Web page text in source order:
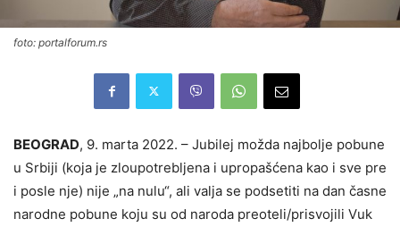
foto: portalforum.rs
BEOGRAD, 9. marta 2022. – Jubilej možda najbolje pobune
u Srbiji (koja je zloupotrebljena i upropašćena kao i sve pre
i posle nje) nije „na nulu“, ali valja se podsetiti na dan časne
narodne pobune koju su od naroda preoteli/prisvojili Vuk